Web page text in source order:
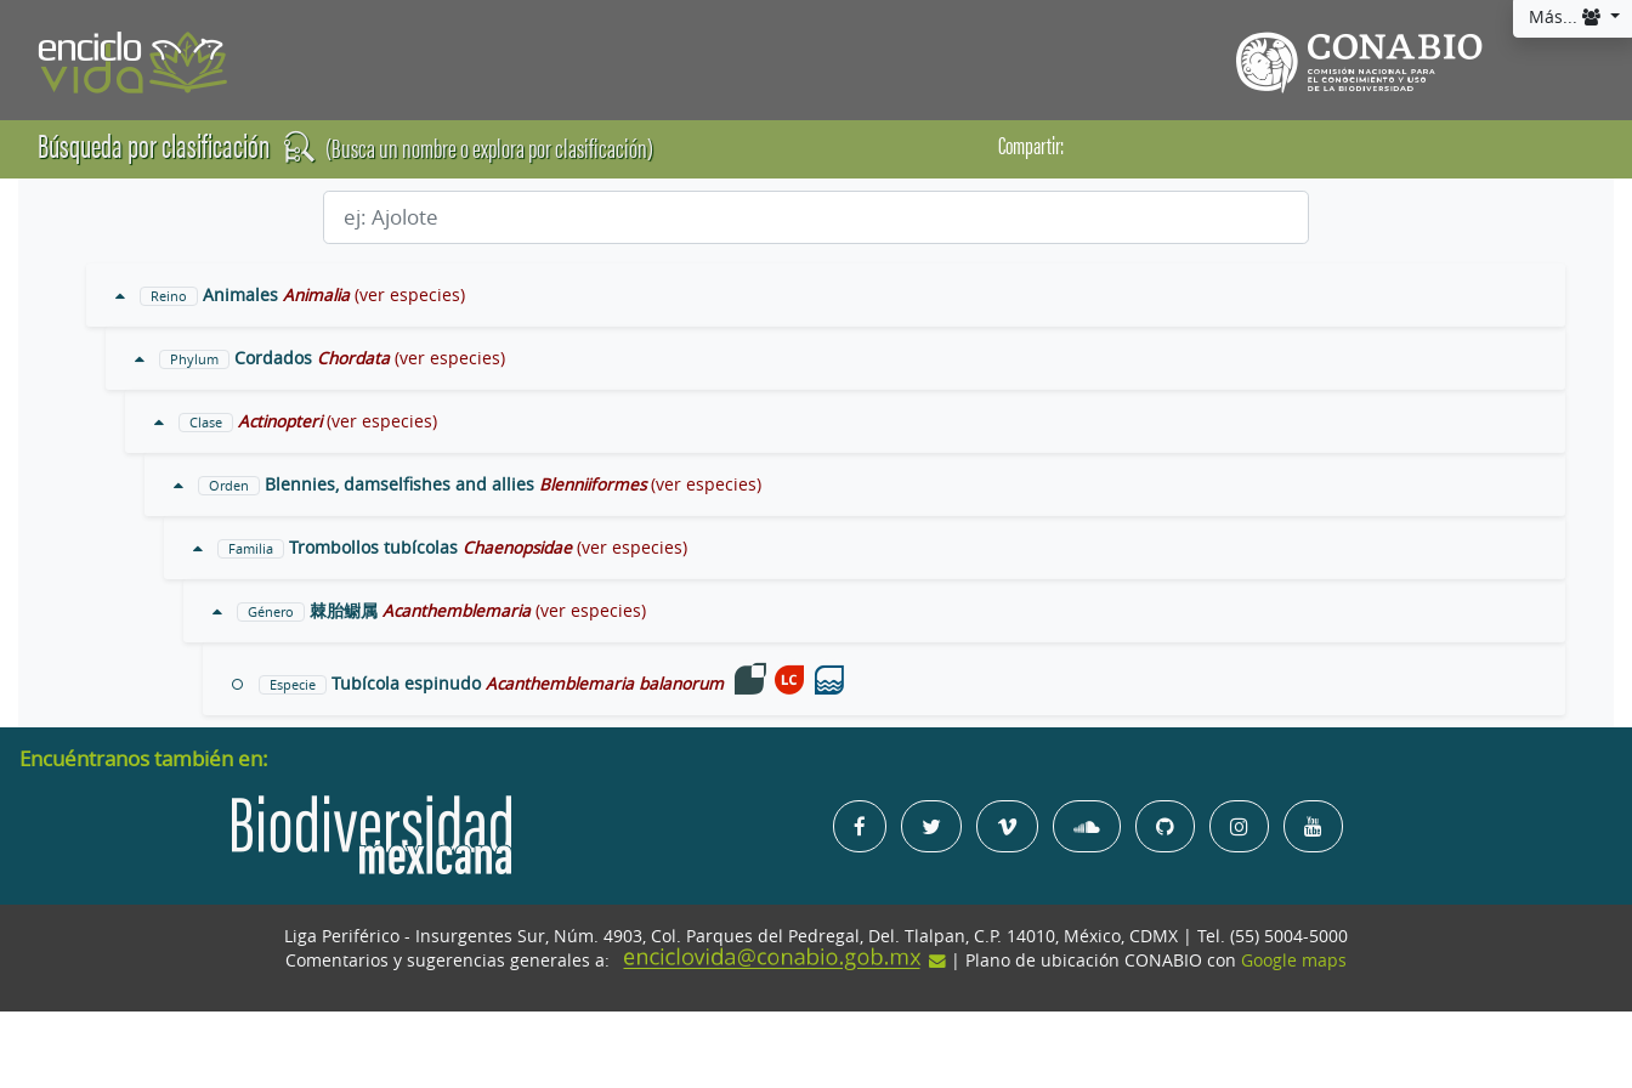
Más...
Búsqueda por clasificación (Busca un nombre o explora por clasificación) Compartir:
Reino Animales Animalia (ver especies)
Phylum Cordados Chordata (ver especies)
Clase Actinopteri (ver especies)
Orden Blennies, damselfishes and allies Blenniiformes (ver especies)
Familia Trombollos tubícolas Chaenopsidae (ver especies)
Género 棘胎鳚属 Acanthemblemaria (ver especies)
Especie Tubícola espinudo Acanthemblemaria balanorum
Encuéntranos también en:
Liga Periférico - Insurgentes Sur, Núm. 4903, Col. Parques del Pedregal, Del. Tlalpan, C.P. 14010, México, CDMX | Tel. (55) 5004-5000
Comentarios y sugerencias generales a:
| Plano de ubicación CONABIO con Google maps